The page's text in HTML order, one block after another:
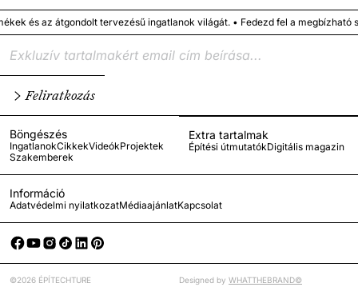
az átgondolt tervezésű ingatlanok világát. • Fedezd fel a megbízható
Feliratkozás
Böngészés
IngatlanokCikkekVideókProjektek
Szakemberek
Extra tartalmak
Építési útmutatókDigitális magazin
Információ
Adatvédelmi nyilatkozatMédiaajánlatKapcsolat
©2026 ÉPÍTECHTURE Designed by WHATTHEBRAND©